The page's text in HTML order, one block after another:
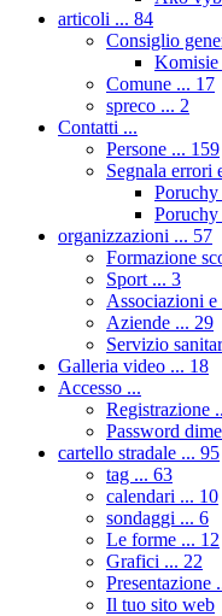
articoli ... 84
Consiglio
Komisie
Comune ... 17
spreco ... 2
Contatti ...
Persone ... 159
Segnala errori
Poruchy
Poruchy
organizzazioni ... 57
Formazione
Sport ... 3
Associazioni e
Aziende ... 29
Servizio
Galleria video ... 18
Accesso ...
Registrazione
Password
cartello stradale ... 95
tag ... 63
calendari ... 10
sondaggi ... 6
Le forme ... 12
Grafici ... 22
Presentazione
Il tuo sito web